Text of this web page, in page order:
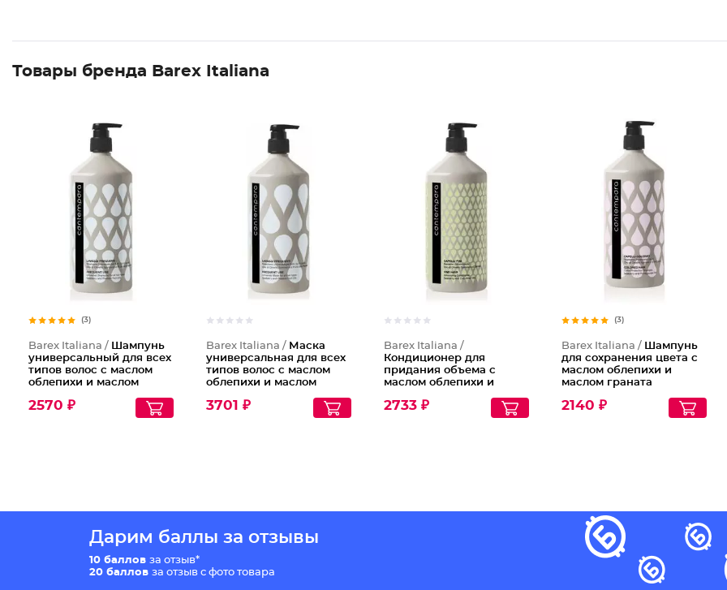
Товары бренда Barex Italiana
(3)
Barex Italiana / Шампунь
универсальный для всех
типов волос с маслом
облепихи и маслом
2570 ₽
Barex Italiana / Маска
универсальная для всех
типов волос с маслом
облепихи и маслом
3701 ₽
Barex Italiana /
Кондиционер для
придания объема с
маслом облепихи и
2733 ₽
(3)
Barex Italiana / Шампунь
для сохранения цвета с
маслом облепихи и
маслом граната
2140 ₽
Дарим баллы за отзывы
10 баллов за отзыв*
20 баллов за отзыв с фото товара